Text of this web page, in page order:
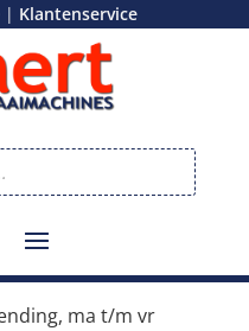
| Klantenservice
ma t/m vr